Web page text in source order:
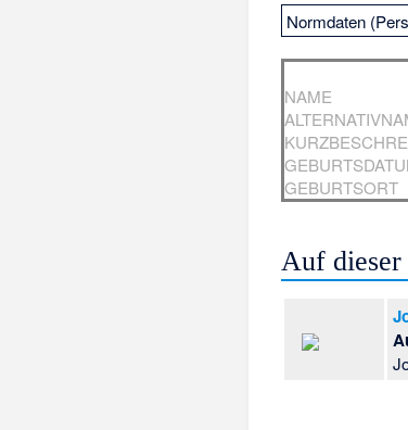
Normdaten
NAME
GEBURTSORT
Auf dieser